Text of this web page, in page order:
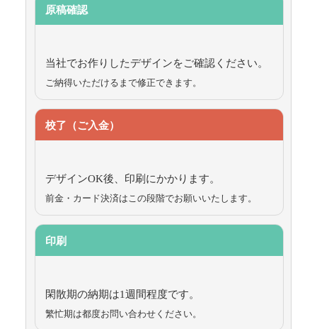
原稿確認
当社でお作りしたデザインをご確認ください。
ご納得いただけるまで修正できます。
校了（ご入金）
デザインOK後、印刷にかかります。
前金・カード決済はこの段階でお願いいたします。
印刷
閑散期の納期は1週間程度です。
繁忙期は都度お問い合わせください。